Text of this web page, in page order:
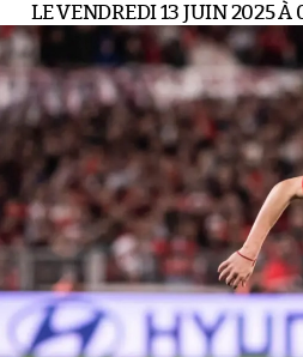
LE VENDREDI 13 JUIN 2025 À